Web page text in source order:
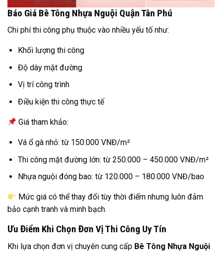
Báo Giá Bê Tông Nhựa Nguội Quận Tân Phú
Chi phí thi công phụ thuộc vào nhiều yếu tố như:
Khối lượng thi công
Độ dày mặt đường
Vị trí công trình
Điều kiện thi công thực tế
Giá tham khảo:
Vá ổ gà nhỏ: từ 150.000 VNĐ/m²
Thi công mặt đường lớn: từ 250.000 – 450.000 VNĐ/m²
Nhựa nguội đóng bao: từ 120.000 – 180.000 VNĐ/bao
Mức giá có thể thay đổi tùy thời điểm nhưng luôn đảm
bảo cạnh tranh và minh bạch.
Ưu Điểm Khi Chọn Đơn Vị Thi Công Uy Tín
Khi lựa chọn đơn vị chuyên cung cấp Bê Tông Nhựa Nguội